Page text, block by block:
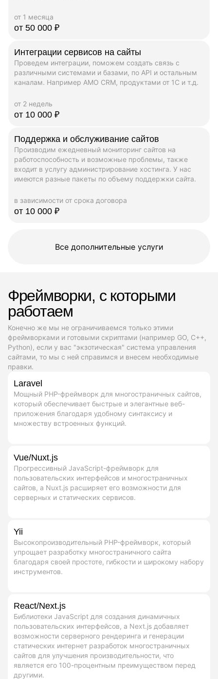
от 1 месяца
от 50 000 ₽
Интеграции сервисов на сайты
Проведем интеграции, поможем создать связь с
различными системами и базами, по API и остальным
каналам. Например AMO CRM, продуктами от 1C и т.д.
от 2 недель
от 10 000 ₽
Поддержка и обслуживание сайтов
Производим ежедневный мониторинг сайтов на
работоспособность и возможные проблемы, также
входит в услугу администрирование хостинга. У нас
имеются разные пакеты по объему поддержки сайта.
в зависимости от срока договора
от 10 000 ₽
Все дополнительные услуги
Фреймворки, с которыми
работаем
Конечно же мы не ограничиваемся только этими
фреймворками и готовыми скриптами (например GO, C++,
Python), если у вас "экзотическая" система управления
сайтами, то мы с ней справимся и внесем необходимые
правки.
Laravel
Мощный PHP-фреймворк для многостраничных сайтов,
который обеспечивает быстрые и элегантные веб-
приложения благодаря удобному синтаксису и
множеству встроенных функций.
Vue/Nuxt.js
Прогрессивный JavaScript-фреймворк для
пользовательских интерфейсов и многостраничных
сайтов, а Nuxt.js расширяет его возможности для
серверных и статических сервисов.
Yii
Высокопроизводительный PHP-фреймворк, который
упрощает разработку многостраничного сайта
благодаря своей простоте, гибкости и широкому набору
инструментов.
React/Next.js
Библиотеки JavaScript для создания динамичных
пользовательских интерфейсов, а Next.js добавляет
возможности серверного рендеринга и генерации
статических интернет разработок многостраничных
сайтов для улучшения производительности, что
является его 100-процентным преимуществом перед
другими.